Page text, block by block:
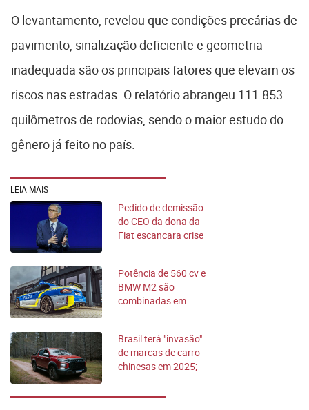
O levantamento, revelou que condições precárias de
pavimento, sinalização deficiente e geometria
inadequada são os principais fatores que elevam os
riscos nas estradas. O relatório abrangeu 111.853
quilômetros de rodovias, sendo o maior estudo do
gênero já feito no país.
LEIA MAIS
Pedido de demissão
do CEO da dona da
Fiat escancara crise
Potência de 560 cv e
BMW M2 são
combinadas em
Brasil terá "invasão"
de marcas de carro
chinesas em 2025;